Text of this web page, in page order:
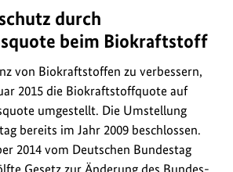
in
neuem
Fenster:
Gesetzentwurf
beim
Bundesanzeiger
durch
beim Biokraftstoff
von Biokraftstoffen zu verbessern,
2015 die Biokraftstoffquote auf
umgestellt. Die Umstellung
bereits im Jahr 2009 beschlossen.
2014 vom Deutschen Bundestag